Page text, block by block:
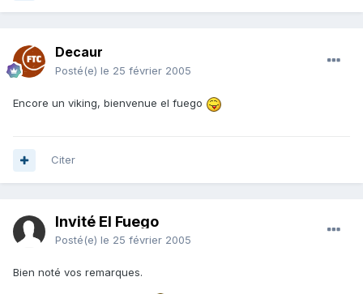
Decaur
Posté(e) le 25 février 2005
Encore un viking, bienvenue el fuego
Citer
Invité El Fuego
Posté(e) le 25 février 2005
Bien noté vos remarques.